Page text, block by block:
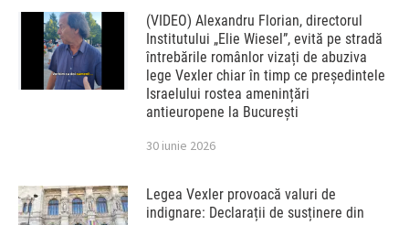
(VIDEO) Alexandru Florian, directorul
Institutului „Elie Wiesel”, evită pe stradă
întrebările românlor vizați de abuziva
lege Vexler chiar în timp ce președintele
Israelului rostea amenințări
antieuropene la București
30 iunie 2026
Legea Vexler provoacă valuri de
indignare: Declarații de susținere din